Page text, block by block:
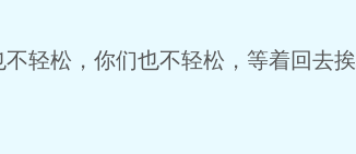
轻松，你们也不轻松，等着回去